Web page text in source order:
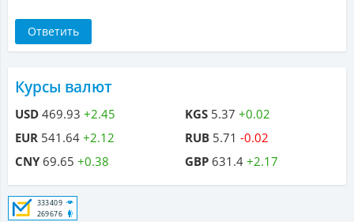
Курсы валют
USD 469.93 +2.45
EUR 541.64 +2.12
CNY69.65 +0.38
KGS 5.37 +0.02
RUB 5.71 -0.02
GBP 631.4 +2.17